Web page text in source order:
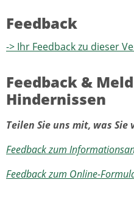
Feedback
-> Ihr Feedback zu dieser
Feedback &
Hindernissen
Teilen Sie uns mit, was
Feedback zum
Feedback zum Online-